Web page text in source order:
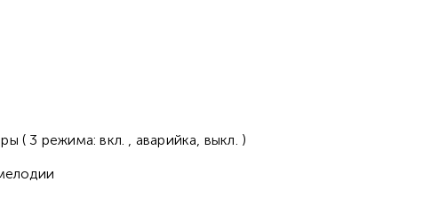
( 3 режима: вкл. , аварийка, выкл. )